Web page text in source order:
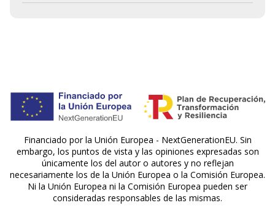
Financiado por la Unión Europea - NextGenerationEU. Sin
embargo, los puntos de vista y las opiniones expresadas son
únicamente los del autor o autores y no reflejan
necesariamente los de la Unión Europea o la Comisión Europea.
Ni la Unión Europea ni la Comisión Europea pueden ser
consideradas responsables de las mismas.